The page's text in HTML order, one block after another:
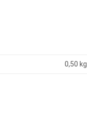
0,50 kg